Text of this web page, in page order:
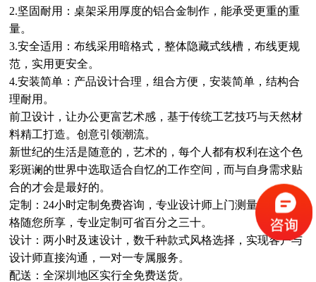
2.坚固耐用：桌架采用厚度的铝合金制作，能承受更重的重
量。
3.安全适用：布线采用暗格式，整体隐藏式线槽，布线更规
范，实用更安全。
4.安装简单：产品设计合理，组合方便，安装简单，结构合
理耐用。
前卫设计，让办公更富艺术感，基于传统工艺技巧与天然材
料精工打造。创意引领潮流。
新世纪的生活是随意的，艺术的，每个人都有权利在这个色
彩斑谰的世界中选取适合自忆的工作空间，而与自身需求贴
合的才会是最好的。
定制：24小时定制免费咨询，专业设计师上门测量，所有风
格随您所享，专业定制可省百分之三十。
设计：两小时及速设计，数千种款式风格选择，实现客户与
设计师直接沟通，一对一专属服务。
配送：全深圳地区实行全免费送货。